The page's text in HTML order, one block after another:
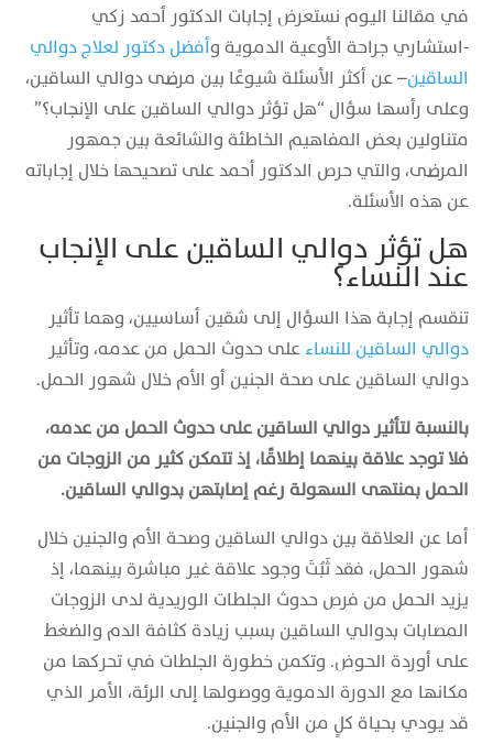
في مقالنا اليوم نستعرض إجابات الدكتور أحمد زكي
-استشاري جراحة الأوعية الدموية وأفضل دكتور لعلاج دوالي
الساقين– عن أكثر الأسئلة شيوعًا بين مرضى دوالي الساقين،
وعلى رأسها سؤال “هل تؤثر دوالي الساقين على الإنجاب؟”
متناولين بعض المفاهيم الخاطئة والشائعة بين جمهور
المرضى، والتي حرص الدكتور أحمد على تصحيحها خلال إجاباته
عن هذه الأسئلة.
هل تؤثر دوالي الساقين على الإنجاب
عند النساء؟
تنقسم إجابة هذا السؤال إلى شقين أساسيين، وهما تأثير
دوالي الساقين للنساءعلى حدوث الحمل من عدمه، وتأثير
دوالي الساقين على صحة الجنين أو الأم خلال شهور الحمل.
بالنسبة لتأثير دوالي الساقين على حدوث الحمل من عدمه،
فلا توجد علاقة بينهما إطلاقًا، إذ تتمكن كثير من الزوجات من
الحمل بمنتهى السهولة رغم إصابتهن بدوالي الساقين.
أما عن العلاقة بين دوالي الساقين وصحة الأم والجنين خلال
شهور الحمل، فقد ثَبُتَ وجود علاقة غير مباشرة بينهما، إذ
يزيد الحمل من فرص حدوث الجلطات الوريدية لدى الزوجات
المصابات بدوالي الساقين بسبب زيادة كثافة الدم والضغط
على أوردة الحوض. وتكمن خطورة الجلطات في تحركها من
مكانها مع الدورة الدموية ووصولها إلى الرئة، الأمر الذي
قد يودي بحياة كلٍ من الأم والجنين.